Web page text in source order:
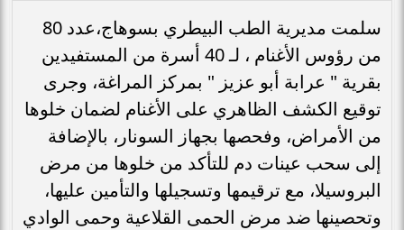
سلمت مديرية الطب البيطري بسوهاج،عدد 80
من رؤوس الأغنام ، لـ 40 أسرة من المستفيدين
بقرية " عرابة أبو عزيز " بمركز المراغة، وجرى
توقيع الكشف الظاهري على الأغنام لضمان خلوها
من الأمراض، وفحصها بجهاز السونار، بالإضافة
إلى سحب عينات دم للتأكد من خلوها من مرض
البروسيلا، مع ترقيمها وتسجيلها والتأمين عليها،
وتحصينها ضد مرض الحمى القلاعية وحمى الوادي